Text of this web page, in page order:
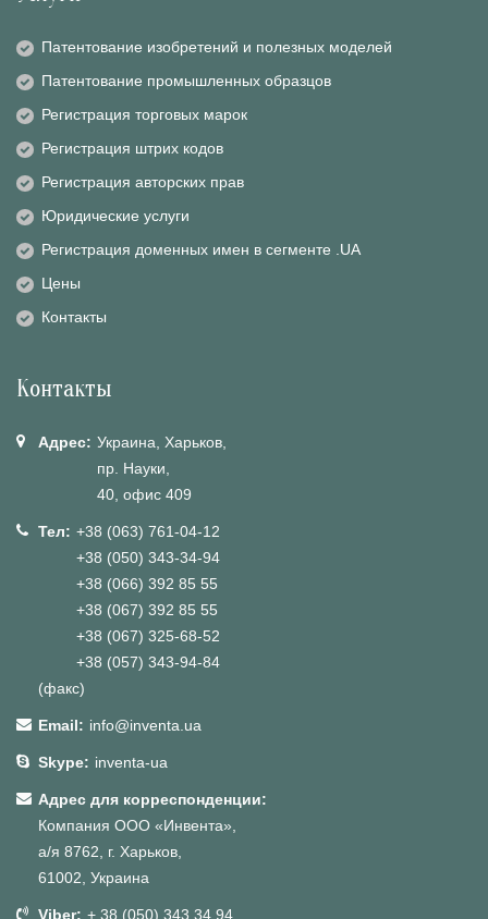
Патентование изобретений и полезных моделей
Патентование промышленных образцов
Регистрация торговых марок
Регистрация штрих кодов
Регистрация авторских прав
Юридические услуги
Регистрация доменных имен в сегменте .UA
Цены
Контакты
Контакты
Адрес: Украина, Харьков,
пр. Науки,
40, офис 409
Тел: +38 (063) 761-04-12
+38 (050) 343-34-94
+38 (066) 392 85 55
+38 (067) 392 85 55
+38 (067) 325-68-52
+38 (057) 343-94-84
(факс)
Email: info@inventa.ua
Skype: inventa-ua
Адрес для корреспонденции:
Компания ООО «Инвента»,
а/я 8762, г. Харьков,
61002, Украина
Viber: + 38 (050) 343 34 94